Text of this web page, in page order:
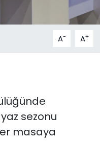
A- A+
sezonu
masaya